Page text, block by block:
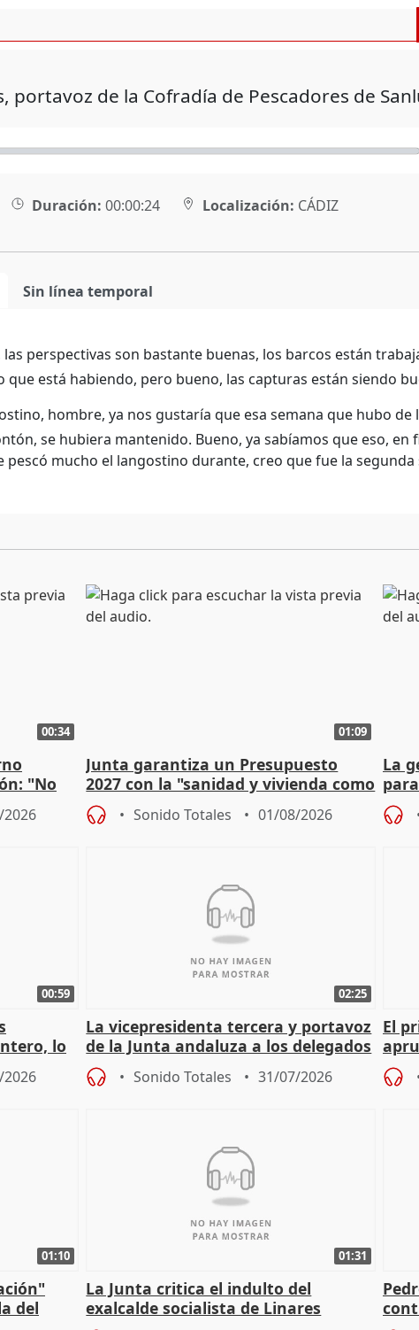
portavoz de la Cofradía de Pescadores de
Duración: 00:00:24 Localización: CÁDIZ
Sin línea temporal
las perspectivas son bastante buenas, los barcos están
que está habiendo, pero bueno, las capturas están siendo
hombre, ya nos gustaría que esa semana que hubo
se hubiera mantenido. Bueno, ya sabíamos que eso, en
pescó mucho el langostino durante, creo que fue la
00:34
"No
01:09
Junta garantiza un Presupuesto
2027 con la "sanidad y vivienda como
prioridades"
Sonido Totales 01/08/2026
La
00:59
lo
pe
02:25
La vicepresidenta tercera y portavoz
de la Junta andaluza a los delegados
territoriales en Málaga
Sonido Totales 31/07/2026
El
de
01:10
del
01:31
La Junta critica el indulto del
exalcalde socialista de Linares